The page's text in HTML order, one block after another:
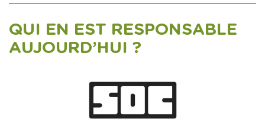
QUI EN EST RESPONSABLE
AUJOURD’HUI ?